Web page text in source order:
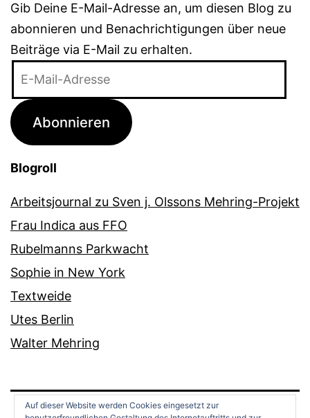
Gib Deine E-Mail-Adresse an, um diesen Blog zu
abonnieren und Benachrichtigungen über neue
Beiträge via E-Mail zu erhalten.
Adresse
Abonnieren
Blogroll
Arbeitsjournal zu Sven j. Olssons Mehring-Projekt
Frau Indica aus FFO
Rubelmanns Parkwacht
Sophie in New York
Textweide
Utes Berlin
Walter Mehring
Auf dieser Website werden Cookies eingesetzt zur